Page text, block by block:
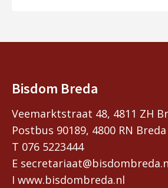
Bisdom Breda
Veemarktstraat 48, 4811 ZH
Postbus 90189, 4800 RN Breda
T 076 5223444
E
I www.bisdombreda.nl